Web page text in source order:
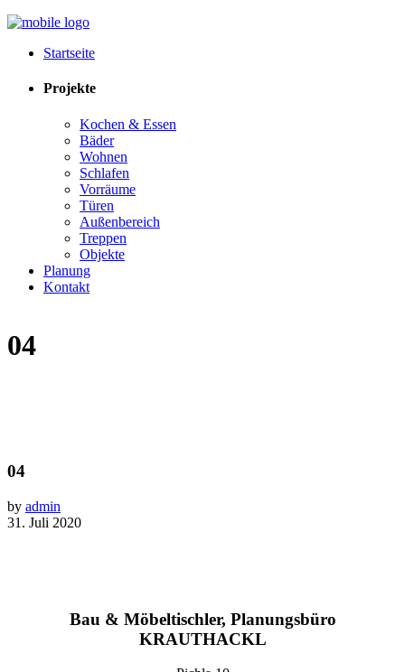
Startseite
Projekte
Kochen & Essen
Bäder
Wohnen
Schlafen
Vorräume
Türen
Außenbereich
Treppen
Objekte
Planung
Kontakt
04
04
by admin
31. Juli 2020
Bau & Möbeltischler, Planungsbüro
KRAUTHACKL